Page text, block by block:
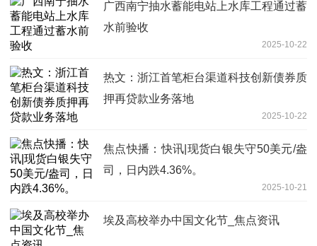
广西南宁抽水蓄能电站上水库工程通过蓄
水前验收
2025-10-22
热文：浙江首笔柜台渠道科技创新债券质
押再贷款业务落地
2025-10-22
焦点快播：快讯|现货白银失守50美元/盎
司，日内跌4.36%。
2025-10-21
埃及高校举办中国文化节_焦点资讯